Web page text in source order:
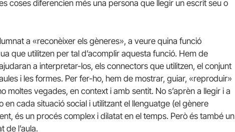
coses diferencien més una persona que llegir un escrit seu o
a «reconèixer els gèneres», a veure quina funció
que utilitzen per tal d’acomplir aquesta funció. Hem de
a interpretar-los, els connectors que utilitzen, el conjunt
i les formes. Per fer-ho, hem de mostrar, guiar, «reproduir»
moltes vegades, en context i amb sentit. No s’aprèn a llegir i a
en cada situació social i utilitzant el llenguatge (el gènere
és un procés complex i dilatat en el temps. Però és també un
de l’aula.